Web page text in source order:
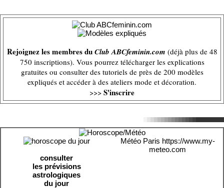
Rejoignez les membres duClub ABCfeminin.com (déjà plus de 48
750 inscriptions). Vous pourrez télécharger les explications
gratuites ou consulter des tutoriels de près de 200 modèles
expliqués et accéder à des ateliers mode et décoration.
>>> S'inscrire
consulter
les prévisions
astrologiques
du jour
Météo Paris https://www.my-
meteo.com